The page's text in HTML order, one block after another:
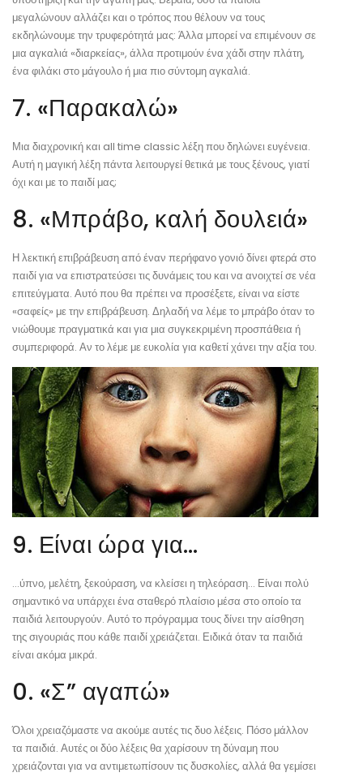
μεγαλώνουν αλλάζει και ο τρόπος που θέλουν να τους
εκδηλώνουμε την τρυφερότητά μας: Άλλα μπορεί να επιμένουν σε
μια αγκαλιά «διαρκείας», άλλα προτιμούν ένα χάδι στην πλάτη,
ένα φιλάκι στο μάγουλο ή μια πιο σύντομη αγκαλιά.
7. «Παρακαλώ»
Μια διαχρονική και all time classic λέξη που δηλώνει ευγένεια.
Αυτή η μαγική λέξη πάντα λειτουργεί θετικά με τους ξένους, γιατί
όχι και με το παιδί μας;
8. «Μπράβο, καλή δουλειά»
Η λεκτική επιβράβευση από έναν περήφανο γονιό δίνει φτερά στο
παιδί για να επιστρατεύσει τις δυνάμεις του και να ανοιχτεί σε νέα
επιτεύγματα. Αυτό που θα πρέπει να προσέξετε, είναι να είστε
«σαφείς» με την επιβράβευση. Δηλαδή να λέμε το μπράβο όταν το
νιώθουμε πραγματικά και για μια συγκεκριμένη προσπάθεια ή
συμπεριφορά. Αν το λέμε με ευκολία για καθετί χάνει την αξία του.
9. Είναι ώρα για…
…ύπνο, μελέτη, ξεκούραση, να κλείσει η τηλεόραση… Είναι πολύ
σημαντικό να υπάρχει ένα σταθερό πλαίσιο μέσα στο οποίο τα
παιδιά λειτουργούν. Αυτό το πρόγραμμα τους δίνει την αίσθηση
της σιγουριάς που κάθε παιδί χρειάζεται. Ειδικά όταν τα παιδιά
είναι ακόμα μικρά.
0. «Σ” αγαπώ»
Όλοι χρειαζόμαστε να ακούμε αυτές τις δυο λέξεις. Πόσο μάλλον
τα παιδιά. Αυτές οι δύο λέξεις θα χαρίσουν τη δύναμη που
χρειάζονται για να αντιμετωπίσουν τις δυσκολίες, αλλά θα γεμίσει